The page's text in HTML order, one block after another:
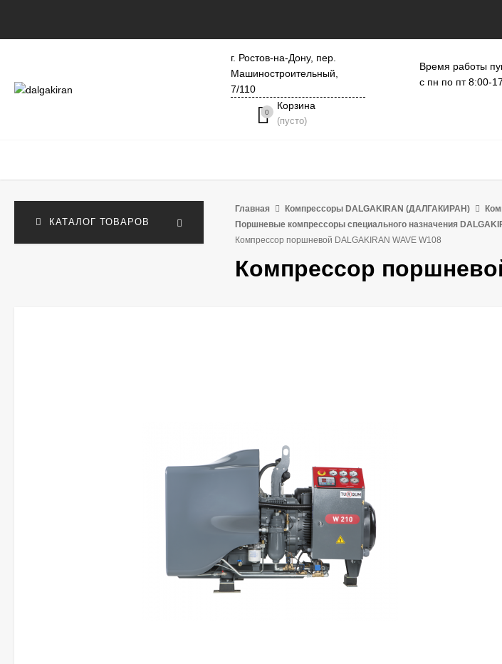
г. Ростов-на-Дону, пер.
Машиностроительный,
7/110
Время работы
с пн по пт 8:00-
0
Корзина
(пусто)
КАТАЛОГ ТОВАРОВ
Главная Компрессоры DALGAKIRAN (ДАЛГАКИРАН)
Поршневые компрессоры специального назначения
Компрессор поршневой DALGAKIRAN WAVE W108
Компрессор